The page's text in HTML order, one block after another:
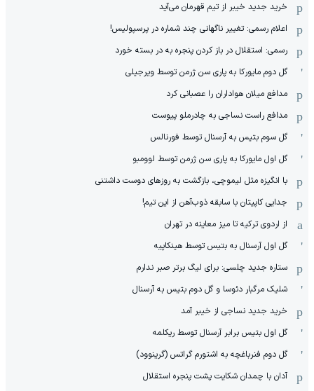
خرید جدید خیبر از تیم قهرمان می‌آید
اعلام رسمی: تغییر ناگهانی چند شماره در پرسپولیس!
رسمی: استقلال در باز کردن پنجره به در بسته خورد
گل دوم مایورکا به پاری سن ژرمن توسط ویرجیلی
مدافع میلان هواداران را عصبانی کرد
مدافع راست نساجی به چادرملو پیوست
گل سوم بتیس به آرسنال توسط فورنالس
گل اول مایورکا به پاری سن ژرمن توسط لوومبو
با انگیزه مثل لیموچی، بازگشت به روزهای دوست داشتنی
جدایی کاپیتان با سابقه ذوب‌آهن از این تیم!
از اردوی ترکیه تا میز معاینه در تهران
گل اول آرسنال به بتیس توسط هینکاپیه
ستاره جدید چلسی: برای لیگ برتر صبر ندارم
شلیک مرگبار دئوسا و گل دوم بتیس به آرسنال
خرید جدید نساجی از خیبر آمد
گل اول بتیس برابر آرسنال توسط ریکلمه
گل دوم فنرباغچه به اشتورم گراتس (گرینوود)
آدان با چمدان شکایت پشت پنجره استقلال